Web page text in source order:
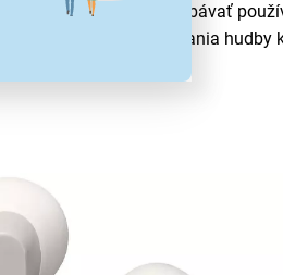
vode sa nemusíte obávať
bezdrôtového počúvania hudby